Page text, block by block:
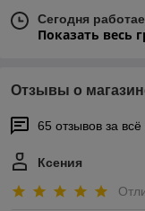
Сегодня
Показать весь
Отзывы о
65 отзывов за
Ксения